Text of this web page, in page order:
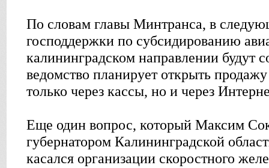
По словам главы Минтранса, в
господдержки по субсидированию
калининградском направлении будут
ведомство планирует открыть
только через кассы, но и через
Еще один вопрос, который Максим
губернатором Калининградской
касался организации скоростного